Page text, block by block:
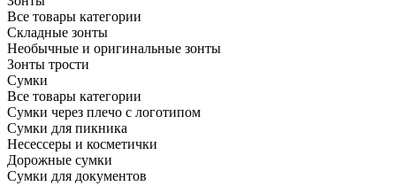
Все товары категории
Складные зонты
Необычные и оригинальные зонты
Зонты трости
Сумки
Все товары категории
Сумки через плечо с логотипом
Сумки для пикника
Несессеры и косметички
Дорожные сумки
Сумки для документов